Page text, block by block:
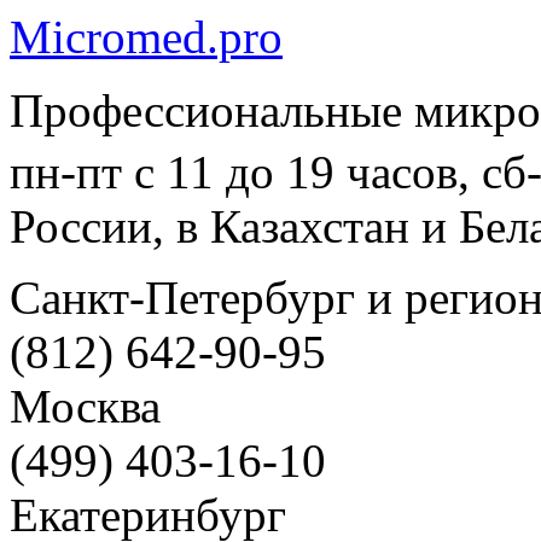
Micromed.pro
Профессиональные
пн-пт с 11 до 19 часов,
России, в Казахстан и
Санкт-Петербург и
(812) 642-90-95
Москва
(499) 403-16-10
Екатеринбург